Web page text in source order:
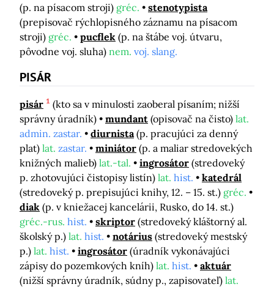
(p. na písacom stroji) gréc.
stenotypista
(prepisovač rýchlopisného záznamu na písacom
stroji) gréc. pucflek (p. na štábe voj. útvaru,
pôvodne voj. sluha) nem. voj. slang.
PISÁR
pisár 1 (kto sa v minulosti zaoberal písaním; nižší
správny úradník)
mundant (opisovač na čisto) lat.
admin. zastar.
diurnista (p. pracujúci za denný
plat) lat. zastar. miniátor (p. a maliar stredovekých
knižných malieb) lat.-tal. ingrosátor (stredoveký
p. zhotovujúci čistopisy listín) lat. hist.
katedrál
(stredoveký p. prepisujúci knihy, 12. – 15. st.) gréc.
diak (p. v kniežacej kancelárii, Rusko, do 14. st.)
gréc.-rus. hist. skriptor (stredoveký kláštorný al.
školský p.) lat. hist. notárius (stredoveký mestský
p.) lat. hist. ingrosátor (úradník vykonávajúci
zápisy do pozemkových kníh) lat. hist.
aktuár
(nižší správny úradník, súdny p., zapisovateľ) lat.